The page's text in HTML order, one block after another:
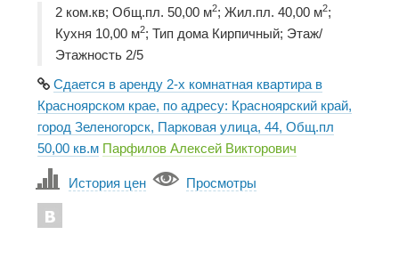
2 ком.кв; Общ.пл. 50,00 м2; Жил.пл. 40,00 м2;
Кухня 10,00 м2; Тип дома Кирпичный; Этаж/
Этажность 2/5
Сдается в аренду 2-х комнатная квартира в
Красноярском крае, по адресу: Красноярский край,
город Зеленогорск, Парковая улица, 44, Общ.пл
50,00 кв.м Парфилов Алексей Викторович
История цен Просмотры